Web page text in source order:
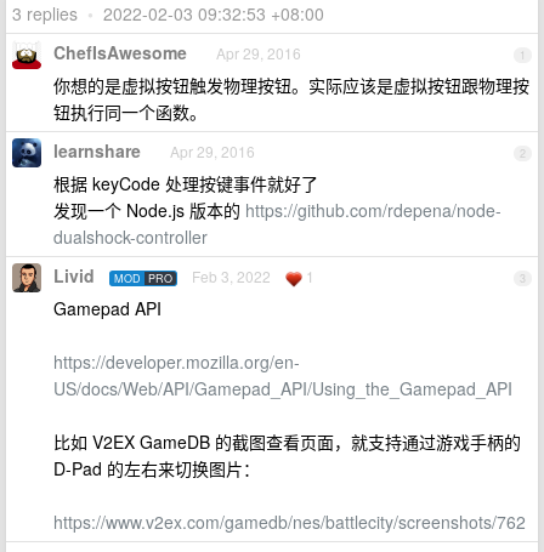
3 replies • 2022-02-03 09:32:53 +08:00
1
ChefIsAwesome Apr 29, 2016
你想的是虚拟按钮触发物理按钮。实际应该是虚拟按钮跟物理按
钮执行同一个函数。
2
learnshare Apr 29, 2016
根据 keyCode 处理按键事件就好了
发现一个 Node.js 版本的 https://github.com/rdepena/node-
dualshock-controller
3
Livid MOD PRO Feb 3, 2022 1
Gamepad API
https://developer.mozilla.org/en-
US/docs/Web/API/Gamepad_API/Using_the_Gamepad_API
比如 V2EX GameDB 的截图查看页面，就支持通过游戏手柄的
D-Pad 的左右来切换图片：
https://www.v2ex.com/gamedb/nes/battlecity/screenshots/762